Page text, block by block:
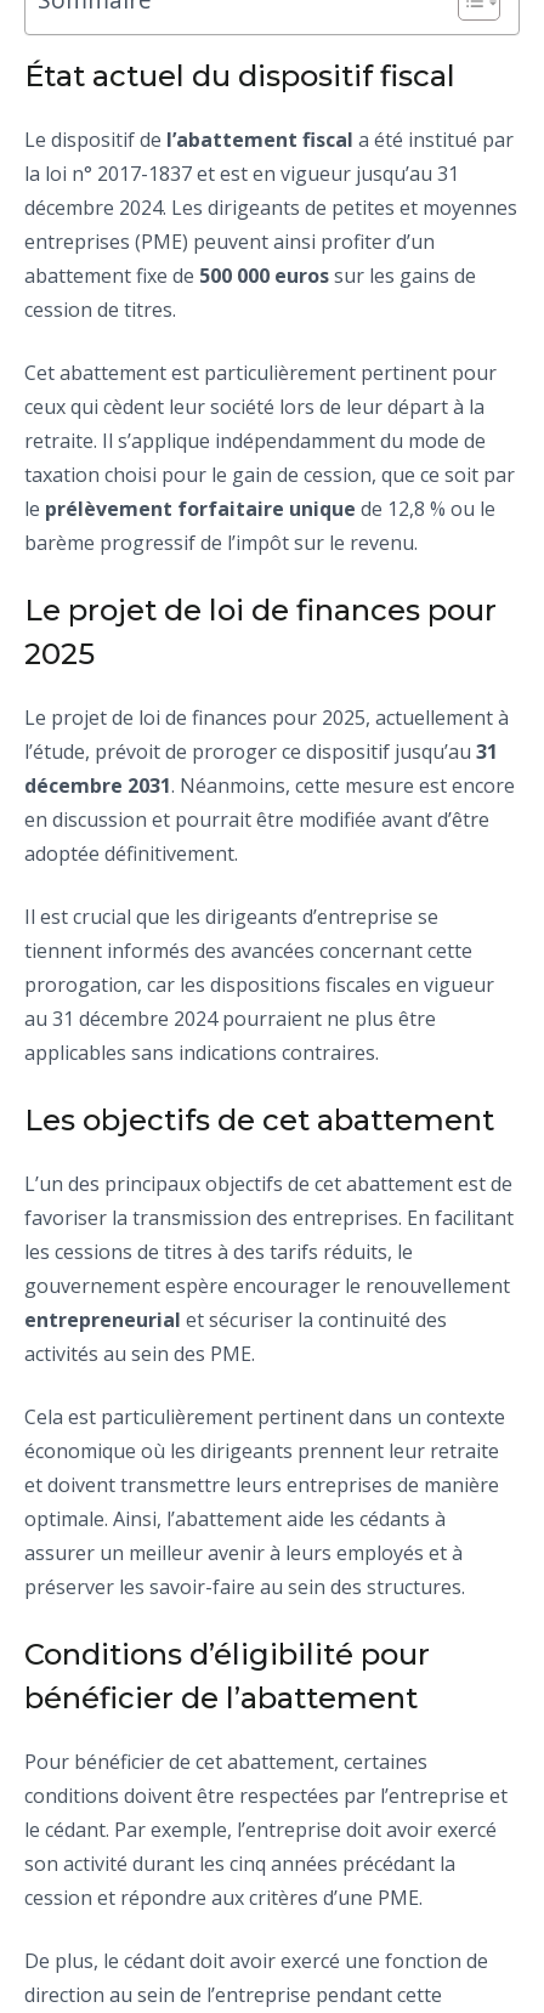
État actuel du dispositif fiscal
Le dispositif de l’abattement fiscal a été institué par
la loi n° 2017-1837 et est en vigueur jusqu’au 31
décembre 2024. Les dirigeants de petites et moyennes
entreprises (PME) peuvent ainsi profiter d’un
abattement fixe de 500 000 eurossur les gains de
cession de titres.
Cet abattement est particulièrement pertinent pour
ceux qui cèdent leur société lors de leur départ à la
retraite. Il s’applique indépendamment du mode de
taxation choisi pour le gain de cession, que ce soit par
le prélèvement forfaitaire unique de 12,8 % ou le
barème progressif de l’impôt sur le revenu.
Le projet de loi de finances pour
2025
Le projet de loi de finances pour 2025, actuellement à
l’étude, prévoit de proroger ce dispositif jusqu’au 31
décembre 2031. Néanmoins, cette mesure est encore
en discussion et pourrait être modifiée avant d’être
adoptée définitivement.
Il est crucial que les dirigeants d’entreprise se
tiennent informés des avancées concernant cette
prorogation, car les dispositions fiscales en vigueur
au 31 décembre 2024 pourraient ne plus être
applicables sans indications contraires.
Les objectifs de cet abattement
L’un des principaux objectifs de cet abattement est de
favoriser la transmission des entreprises. En facilitant
les cessions de titres à des tarifs réduits, le
gouvernement espère encourager le renouvellement
entrepreneurial et sécuriser la continuité des
activités au sein des PME.
Cela est particulièrement pertinent dans un contexte
économique où les dirigeants prennent leur retraite
et doivent transmettre leurs entreprises de manière
optimale. Ainsi, l’abattement aide les cédants à
assurer un meilleur avenir à leurs employés et à
préserver les savoir-faire au sein des structures.
Conditions d’éligibilité pour
bénéficier de l’abattement
Pour bénéficier de cet abattement, certaines
conditions doivent être respectées par l’entreprise et
le cédant. Par exemple, l’entreprise doit avoir exercé
son activité durant les cinq années précédant la
cession et répondre aux critères d’une PME.
De plus, le cédant doit avoir exercé une fonction de
direction au sein de l’entreprise pendant cette